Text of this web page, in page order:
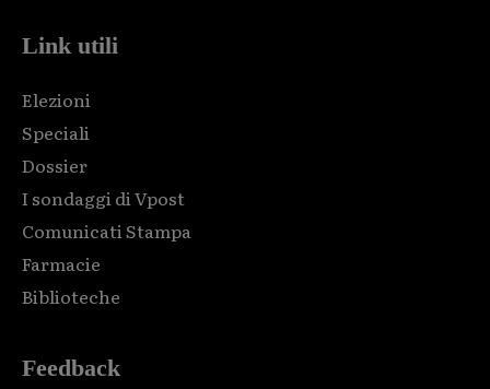
Link utili
Elezioni
Speciali
Dossier
I sondaggi di Vpost
Comunicati Stampa
Farmacie
Biblioteche
Feedback